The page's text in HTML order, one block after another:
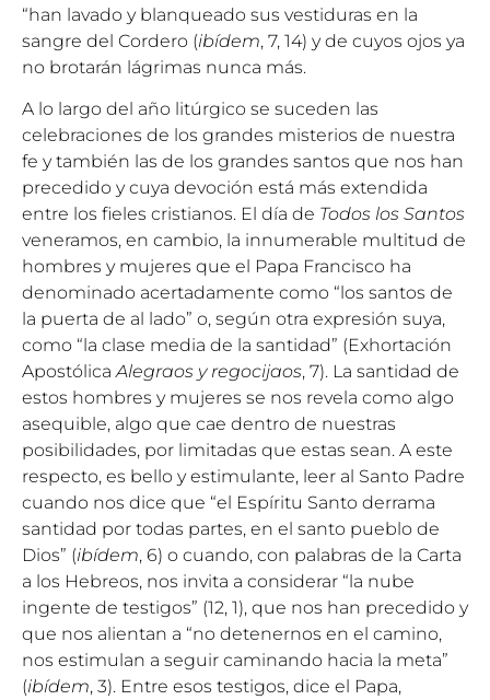
“han lavado y blanqueado sus vestiduras en la
sangre del Cordero (ibídem, 7, 14) y de cuyos ojos ya
no brotarán lágrimas nunca más.
A lo largo del año litúrgico se suceden las
celebraciones de los grandes misterios de nuestra
fe y también las de los grandes santos que nos han
precedido y cuya devoción está más extendida
entre los fieles cristianos. El día de Todos los Santos
veneramos, en cambio, la innumerable multitud de
hombres y mujeres que el Papa Francisco ha
denominado acertadamente como “los santos de
la puerta de al lado” o, según otra expresión suya,
como “la clase media de la santidad” (Exhortación
Apostólica Alegraos y regocijaos, 7). La santidad de
estos hombres y mujeres se nos revela como algo
asequible, algo que cae dentro de nuestras
posibilidades, por limitadas que estas sean. A este
respecto, es bello y estimulante, leer al Santo Padre
cuando nos dice que “el Espíritu Santo derrama
santidad por todas partes, en el santo pueblo de
Dios” (ibídem, 6) o cuando, con palabras de la Carta
a los Hebreos, nos invita a considerar “la nube
ingente de testigos” (12, 1), que nos han precedido y
que nos alientan a “no detenernos en el camino,
nos estimulan a seguir caminando hacia la meta”
(ibídem, 3). Entre esos testigos, dice el Papa,